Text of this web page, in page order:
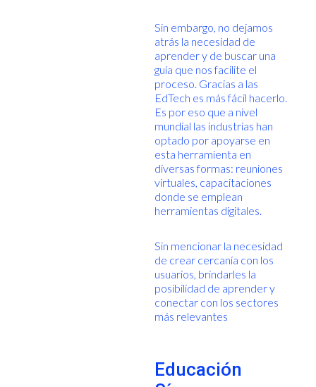
Sin embargo, no dejamos
atrás la necesidad de
aprender y de buscar una
guía que nos facilite el
proceso. Gracias a las
EdTech es más fácil hacerlo.
Es por eso que a nivel
mundial las industrias han
optado por apoyarse en
esta herramienta en
diversas formas: reuniones
virtuales, capacitaciones
donde se emplean
herramientas digitales.
Sin mencionar la necesidad
de crear cercanía con los
usuarios, brindarles la
posibilidad de aprender y
conectar con los sectores
más relevantes
Educación